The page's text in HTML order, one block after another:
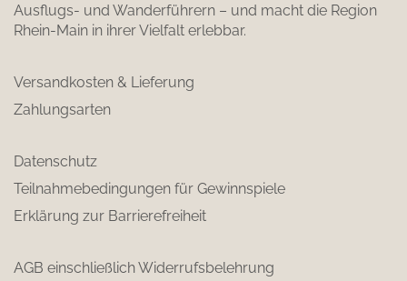
Ausflugs- und Wanderführern – und macht die Region
Rhein-Main in ihrer Vielfalt erlebbar.
Versandkosten & Lieferung
Zahlungsarten
Datenschutz
Teilnahmebedingungen für Gewinnspiele
Erklärung zur Barrierefreiheit
AGB einschließlich Widerrufsbelehrung